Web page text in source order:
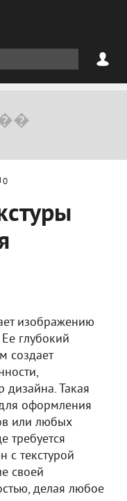
0
изображению
глубокий
создает
дизайна. Такая
оформления
или любых
требуется
с текстурой
своей
делая любое